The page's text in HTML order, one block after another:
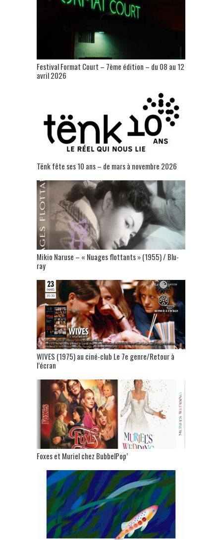
Festival Format Court – 7ème édition – du 08 au 12
avril 2026
Tënk fête ses 10 ans – de mars à novembre 2026
Mikio Naruse – « Nuages flottants » (1955) / Blu-
ray
WIVES (1975) au ciné-club Le 7e genre/Retour à
l’écran
Foxes et Muriel chez BubbelPop’